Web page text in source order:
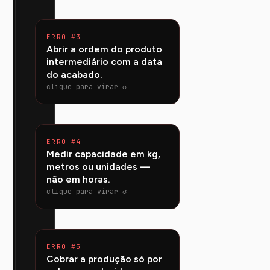
ERRO #3
Abrir a ordem do produto
intermediário com a data
do acabado.
clique para virar ↺
O intermediário precisa estar
pronto ANTES do acabado.
Use lead times e
dependências — o APS
ERRO #4
Medir capacidade em kg,
metros ou unidades —
não em horas.
clique para virar ↺
Capacidade é tempo.
Converta para horas de
recurso; só assim dá para
saber o que realmente cabe
ERRO #5
Cobrar a produção só por
O operador escolhe o item